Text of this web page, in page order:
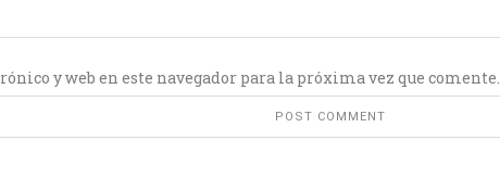
y web en este navegador para la próxima vez que comente.